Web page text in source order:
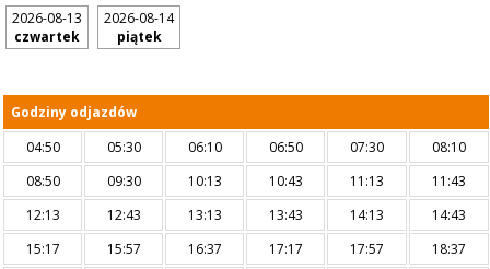
2026-08-13
czwartek
2026-08-14
piątek
Godziny odjazdów
04:50
05:30 06:10 06:50 07:30
08:10
08:50
09:30 10:13 10:43 11:13
11:43
12:13
12:43 13:13 13:43 14:13
14:43
15:17
15:57 16:37 17:17 17:57
18:37